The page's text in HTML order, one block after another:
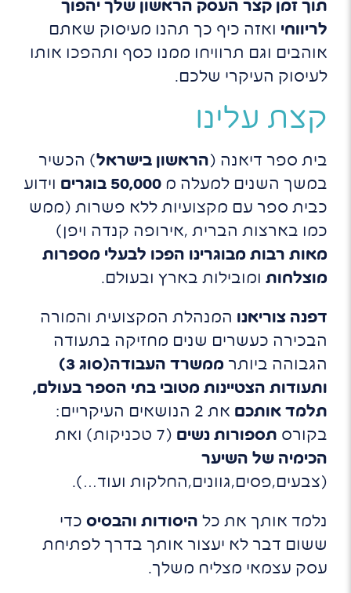
תוך זמן קצר העסק הראשון שלך יהפוך
לריווחי ואזה כיף כך תהנו מעיסוק שאתם
אוהבים וגם תרוויחו ממנו כסף ותהפכו אותו
לעיסוק העיקרי שלכם.
קצת עלינו
בית ספר דיאנה (הראשון בישראל) הכשיר
במשך השנים למעלה מ 50,000 בוגרים
וידוע
כבית ספר עם מקצועיות ללא פשרות (ממש
כמו בארצות הברית ,אירופה קנדה ויפן)
מאות רבות מבוגרינו הפכו לבעלי מספרות
מוצלחות ומובילות בארץ ובעולם.
דפנה צוריאנו המנהלת המקצועית והמורה
הבכירה כעשרים שנים מחזיקה בתעודה
הגבוהה ביותר
ממשרד העבודה(סוג 3)
ותעודות הצטיינות מטובי בתי הספר בעולם,
תלמד אותכם
את 2 הנושאים העיקריים:
בקורס תספורות נשים (7 טכניקות) ואת
הכימיה של השיער
(צבעים,פסים,גוונים,החלקות ועוד…).
נלמד אותך את כל היסודות והבסיס כדי
ששום דבר לא יעצור אותך בדרך לפתיחת
עסק עצמאי מצליח משלך.